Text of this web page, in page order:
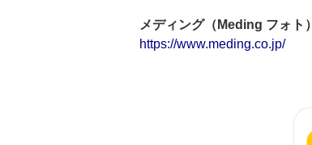
メディング（Meding フォト）
https://www.meding.co.jp/